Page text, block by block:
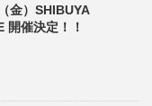
金）SHIBUYA
開催決定！！